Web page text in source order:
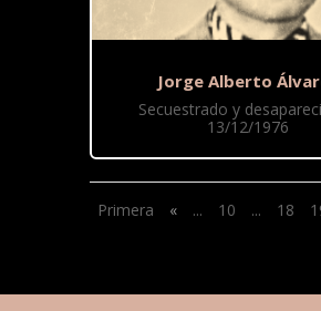
Jorge Alberto
Secuestrado y
13/12/1976
Primera « ... 10 ... 18